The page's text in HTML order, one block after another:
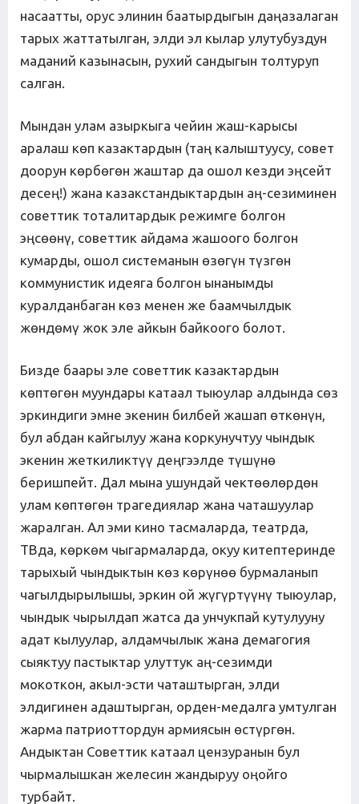
насаатты, орус элинин баатырдыгын даңазалаган
тарых жаттатылган, элди эл кылар улутубуздун
маданий казынасын, рухий сандыгын толтуруп
салган.
Мындан улам азыркыга чейин жаш-карысы
аралаш көп казактардын (таң калыштуусу, совет
доорун көрбөгөн жаштар да ошол кезди эңсейт
десең!) жана казакстандыктардын аң-сезиминен
советтик тоталитардык режимге болгон
эңсөөнү, советтик айдама жашоого болгон
кумарды, ошол системанын өзөгүн түзгөн
коммунистик идеяга болгон ынанымды
куралданбаган көз менен же баамчылдык
жөндөмү жок эле айкын байкоого болот.
Бизде баары эле советтик казактардын
көптөгөн муундары катаал тыюулар алдында сөз
эркиндиги эмне экенин билбей жашап өткөнүн,
бул абдан кайгылуу жана коркунучтуу чындык
экенин жеткиликтүү деңгээлде түшүнө
беришпейт. Дал мына ушундай чектөөлөрдөн
улам көптөгөн трагедиялар жана чаташуулар
жаралган. Ал эми кино тасмаларда, театрда,
ТВда, көркөм чыгармаларда, окуу китептеринде
тарыхый чындыктын көз көрүнөө бурмаланып
чагылдырылышы, эркин ой жүгүртүүнү тыюулар,
чындык чырылдап жатса да унчукпай кутулууну
адат кылуулар, алдамчылык жана демагогия
сыяктуу пастыктар улуттук аң-сезимди
мокоткон, акыл-эсти чаташтырган, элди
элдигинен адаштырган, орден-медалга умтулган
жарма патриоттордун армиясын өстүргөн.
Андыктан Советтик катаал цензуранын бул
чырмалышкан желесин жандыруу оңойго
турбайт.